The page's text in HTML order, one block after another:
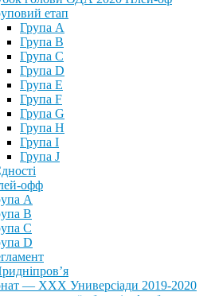
етап
Група A
Група B
Група C
Група D
Група E
Група F
Група G
Група H
Група I
Група J
офф
А
В
С
D
— ХХХ Универсіади 2019-2020